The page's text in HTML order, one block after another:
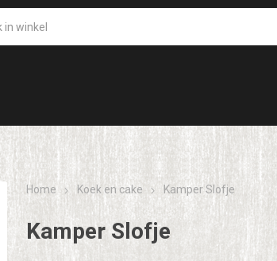
Home Koek en cake Kamper Slofje
Kamper Slofje